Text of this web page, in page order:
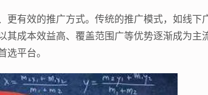
有效的推广方式。传统的推广模式，如线下
成本效益高、覆盖范围广等优势逐渐成为主
平台。